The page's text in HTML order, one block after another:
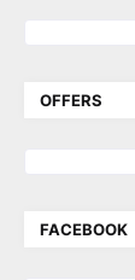
OFFERS
FACEBOOK